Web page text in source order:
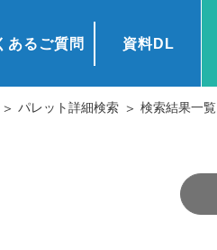
あるご質問 資料DL
パレット詳細検索 検索結果一覧